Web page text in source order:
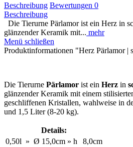
Beschreibung Bewertungen 0
Beschreibung
Die Tierurne Pärlamor ist ein Herz in
glänzender Keramik mit... mehr
Menü schließen
Produktinformationen "Herz Pärlamor |
Die Tierurne Pärlamor ist ein Herz in
glänzender Keramik mit einem
geschliffenen Kristallen, wahlweise in
und 1,5 Liter (8-20 kg).
Details:
0,50l » Ø 15,0cm » h
8,0cm